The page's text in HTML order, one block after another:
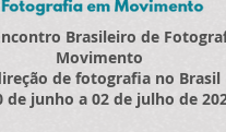
Brasileiro de
Movimento
de fotografia no Brasil
de junho a 02 de julho de